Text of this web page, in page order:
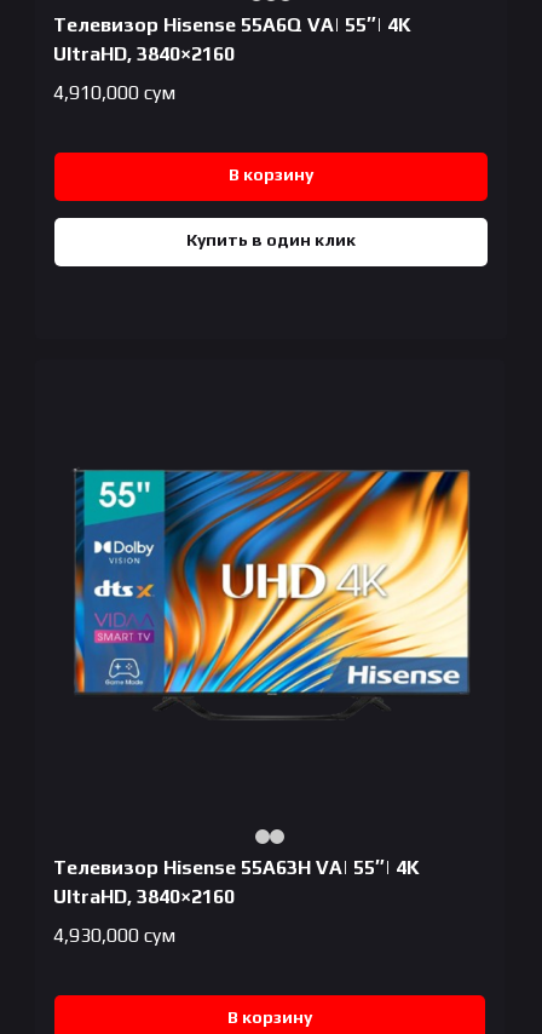
Телевизор Hisense 55A6Q VA| 55″| 4K
UltraHD, 3840×2160
4,910,000 сум
В корзину
Купить в один клик
Телевизор Hisense 55A63H VA| 55″| 4K
UltraHD, 3840×2160
4,930,000 сум
В корзину